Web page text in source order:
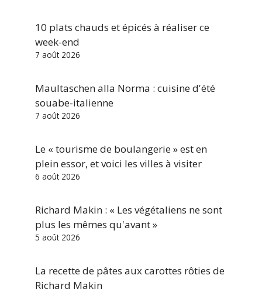
10 plats chauds et épicés à réaliser ce
week-end
7 août 2026
Maultaschen alla Norma : cuisine d'été
souabe-italienne
7 août 2026
Le « tourisme de boulangerie » est en
plein essor, et voici les villes à visiter
6 août 2026
Richard Makin : « Les végétaliens ne sont
plus les mêmes qu'avant »
5 août 2026
La recette de pâtes aux carottes rôties de
Richard Makin